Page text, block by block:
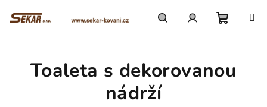
košík
Toaleta s dekorovanou
nádrží